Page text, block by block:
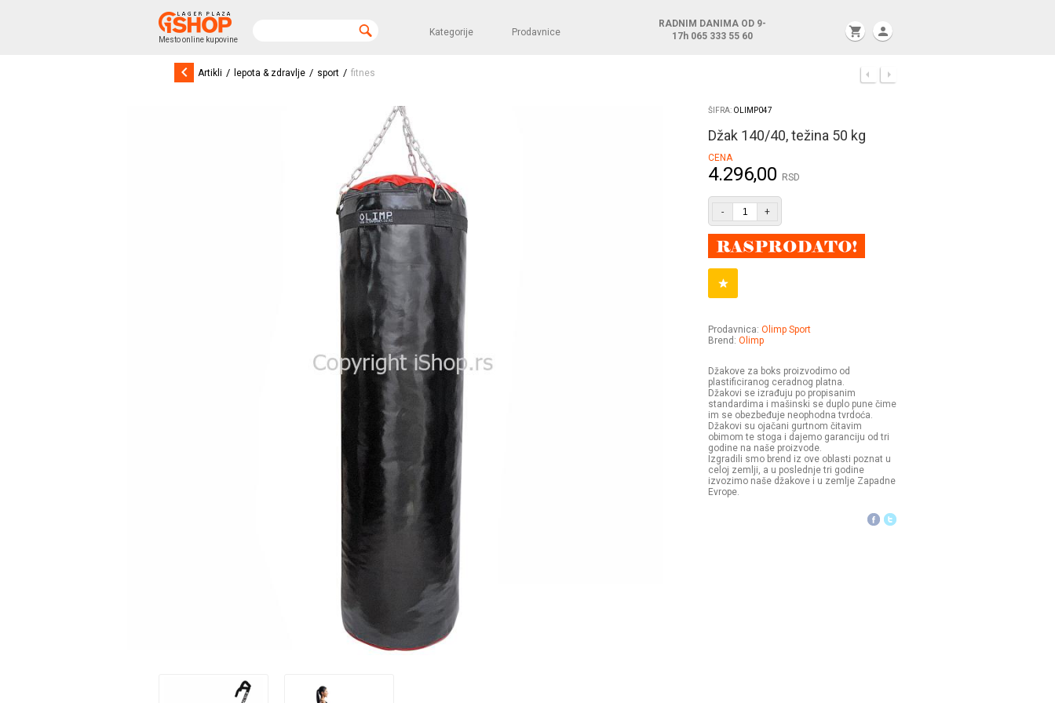
Mesto online kupovine
Kategorije Prodavnice
RADNIM DANIMA OD 9-
17h 065 333 55 60 shopping_cart person
keyboard_arrow_left Artikli / lepota & zdravlje / sport / fitnes
ŠIFRA: OLIMP047
Džak 140/40, težina 50 kg
CENA
4.296,00 RSD
- +
Prodavnica: Olimp Sport
Brend: Olimp
Džakove za boks proizvodimo od
plastificiranog ceradnog platna.
Džakovi se izrađuju po propisanim
standardima i mašinski se duplo pune čime
im se obezbeđuje neophodna tvrdoća.
Džakovi su ojačani gurtnom čitavim
obimom te stoga i dajemo garanciju od tri
godine na naše proizvode.
Izgradili smo brend iz ove oblasti poznat u
celoj zemlji, a u poslednje tri godine
izvozimo naše džakove i u zemlje Zapadne
Evrope.